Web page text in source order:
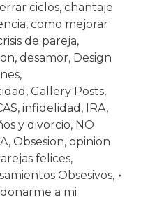
ciclos, chantaje
, como mejorar
de pareja,
, desamor, Design
,
, Gallery Posts,
, infidelidad , IRA,
y divorcio, NO
, Obsesion, opinion
felices,
Obsesivos,
a mi